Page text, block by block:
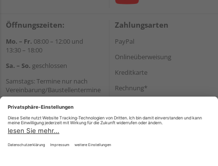
Öffnungszeiten:
Mo. – Fr. 08:00 – 12:00 und
13:30 – 18:00
Sa. – So. geschlossen
Samstags: Termine nur nach
Vereinbarung/Baustellentermine
Wir helfen Ihnen gerne
weiter
Tel.:+49 6062 956180
E-Mail:shop@holzland-seibert.de
Zahlungsarten
PayPal
Onlineüberweisung
Kreditkarte
Rechnung*
Versand